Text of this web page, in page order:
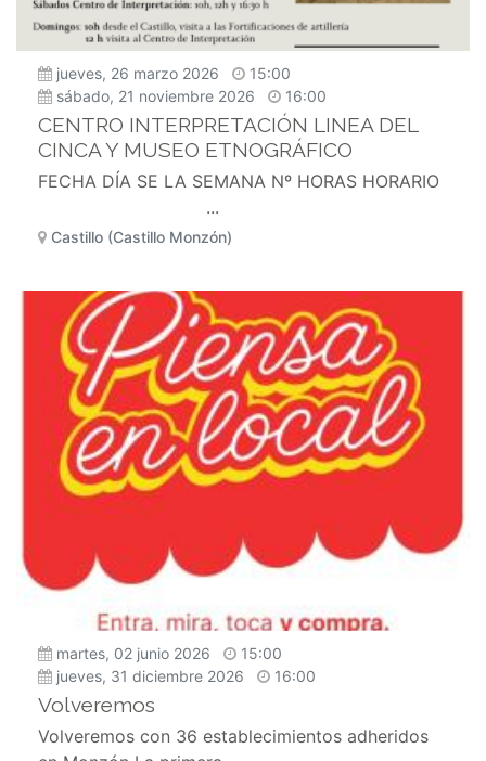
jueves, 26 marzo 2026
15:00
sábado, 21 noviembre 2026
16:00
CENTRO INTERPRETACIÓN LINEA DEL
CINCA Y MUSEO ETNOGRÁFICO
FECHA DÍA SE LA SEMANA Nº HORAS HORARIO
...
Castillo (Castillo Monzón)
martes, 02 junio 2026
15:00
jueves, 31 diciembre 2026
16:00
Volveremos
Volveremos con 36 establecimientos adheridos